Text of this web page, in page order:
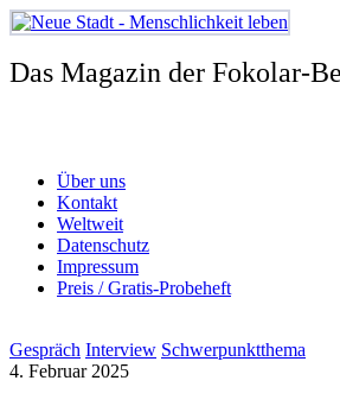
Zum
Inhalt
springen
Das Magazin der Fokolar-
Über uns
Kontakt
Weltweit
Datenschutz
Impressum
Preis / Gratis-Probeheft
Gespräch Interview Schwerpunktthema
4. Februar 2025